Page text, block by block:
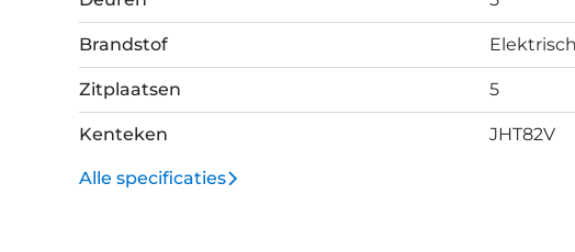
Brandstof Elektrisch
Zitplaatsen 5
Kenteken JHT82V
Alle specificaties